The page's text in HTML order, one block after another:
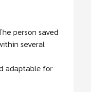
person saved
several
adaptable for